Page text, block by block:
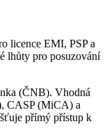
licence EMI, PSP a
lhůty pro posuzování
(ČNB). Vhodná
CASP (MiCA) a
přímý přístup k